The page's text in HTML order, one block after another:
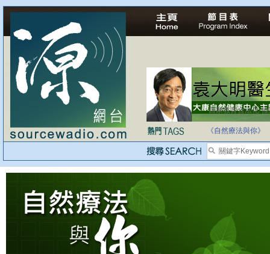
自家教育合法化-
《自然療法與你》